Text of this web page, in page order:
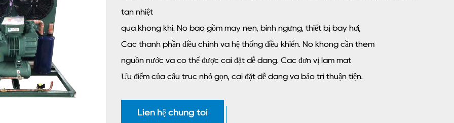
tan nhiệt
qua không khí. Nó bao gồm máy nén, bình ngưng, thiết bị bay hơi,
Các thành phần điều chỉnh và hệ thống điều khiển. Nó không cần thêm
nguồn nước và có thể được cài đặt dễ dàng. Các đơn vị làm mát
Ưu điểm của cấu trúc nhỏ gọn, cài đặt dễ dàng và bảo trì thuận tiện.
Liên hệ chúng tôi